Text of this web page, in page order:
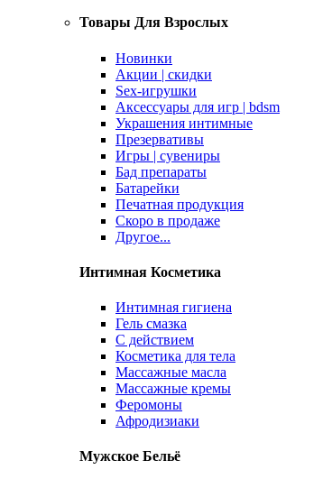
Товары Для Взрослых
Новинки
Акции | скидки
Sex-игрушки
Аксессуары для игр | bdsm
Украшения интимные
Презервативы
Игры | сувениры
Бад препараты
Батарейки
Печатная продукция
Скоро в продаже
Другое...
Интимная Косметика
Интимная гигиена
Гель смазка
С действием
Косметика для тела
Массажные масла
Массажные кремы
Феромоны
Афродизиаки
Мужское Бельё